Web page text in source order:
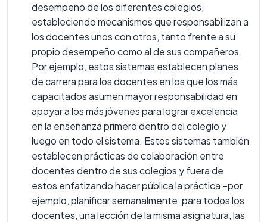
desempeño de los diferentes colegios,
estableciendo mecanismos que responsabilizan a
los docentes unos con otros, tanto frente a su
propio desempeño como al de sus compañeros.
Por ejemplo, estos sistemas establecen planes
de carrera para los docentes en los que los más
capacitados asumen mayor responsabilidad en
apoyar a los más jóvenes para lograr excelencia
en la enseñanza primero dentro del colegio y
luego en todo el sistema. Estos sistemas también
establecen prácticas de colaboración entre
docentes dentro de sus colegios y fuera de
estos enfatizando hacer pública la práctica –por
ejemplo, planificar semanalmente, para todos los
docentes, una lección de la misma asignatura, las